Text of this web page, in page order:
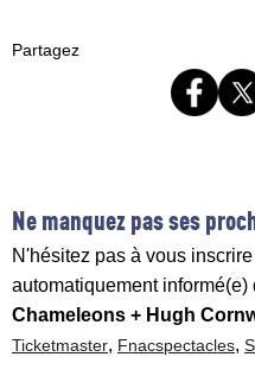
Partagez
Ne manquez pas ses
N'hésitez pas à vous
automatiquement
Chameleons + Hugh
Ticketmaster, Fnacspectacles,